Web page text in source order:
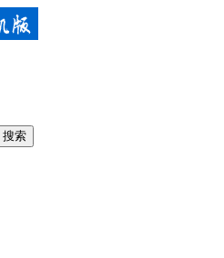
搜索